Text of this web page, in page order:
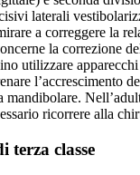
laterali
a correggere la
la correzione
utilizzare
l’accrescimento
mandibolare.
ricorrere alla
terza classe